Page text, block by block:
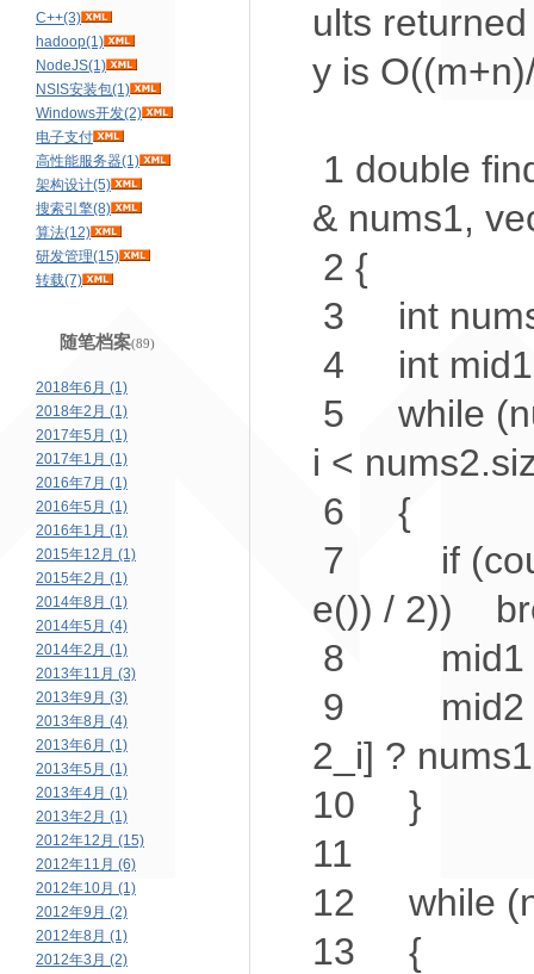
C++(3)
hadoop(1)
NodeJS(1)
NSIS安装包(1)
Windows开发(2)
电子支付
高性能服务器(1)
架构设计(5)
搜索引擎(8)
算法(12)
研发管理(15)
转载(7)
随笔档案(89)
2018年6月 (1)
2018年2月 (1)
2017年5月 (1)
2017年1月 (1)
2016年7月 (1)
2016年5月 (1)
2016年1月 (1)
2015年12月 (1)
2015年2月 (1)
2014年8月 (1)
2014年5月 (4)
2014年2月 (1)
2013年11月 (3)
2013年9月 (3)
2013年8月 (4)
2013年6月 (1)
2013年5月 (1)
2013年4月 (1)
2013年2月 (1)
2012年12月 (15)
2012年11月 (6)
2012年10月 (1)
2012年9月 (2)
2012年8月 (1)
2012年3月 (2)
ults
y is
1 double
& nums1,
2 {
3
int
4
int
5
while
i <
6 {
7
if
e()) / 2))
8 mid1 =
9 mid2 =
2_i] ?
10 }
11
12
while
13 {